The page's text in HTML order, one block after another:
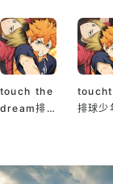
up with your
room!
updates
avatar, new
之夜
touch the
dream排
排球少